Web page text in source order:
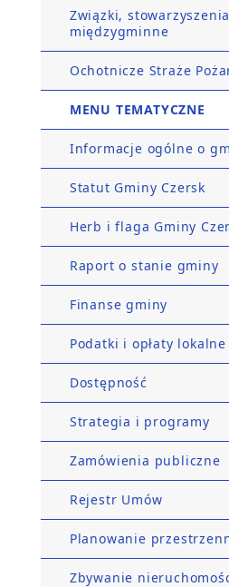
Związki,
międzygminne
Ochotnicze Straże
MENU TEMATYCZNE
Informacje ogólne o
Statut Gminy Czersk
Herb i flaga Gminy
Raport o stanie gminy
Finanse gminy
Podatki i opłaty lokalne
Dostępność
Strategia i programy
Zamówienia publiczne
Rejestr Umów
Planowanie
Zbywanie